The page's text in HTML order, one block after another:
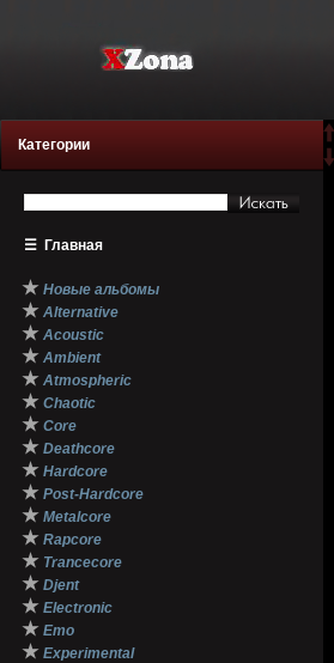
Категории
☰ Главная
★ Новые альбомы
★ Alternative
★ Acoustic
★ Ambient
★ Atmospheric
★ Chaotic
★ Core
★ Deathcore
★ Hardcore
★ Post-Hardcore
★ Metalcore
★ Rapcore
★ Trancecore
★ Djent
★ Electronic
★ Emo
★ Experimental